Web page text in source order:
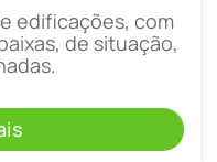
edificações, com
de situação,